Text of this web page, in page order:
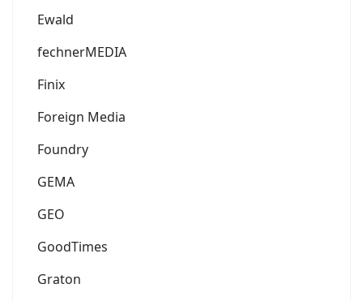
Ewald
fechnerMEDIA
Finix
Foreign Media
Foundry
GEMA
GEO
GoodTimes
Graton